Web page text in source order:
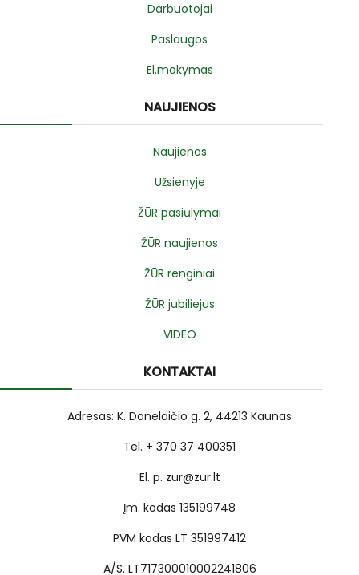
Darbuotojai
Paslaugos
El.mokymas
NAUJIENOS
Naujienos
Užsienyje
ŽŪR pasiūlymai
ŽŪR naujienos
ŽŪR renginiai
ŽŪR jubiliejus
VIDEO
KONTAKTAI
Adresas: K. Donelaičio g. 2, 44213 Kaunas
Tel. + 370 37 400351
El. p. zur@zur.lt
Įm. kodas 135199748
PVM kodas LT 351997412
A/S. LT717300010002241806